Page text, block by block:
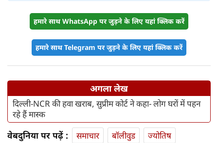
हमारे साथ WhatsApp पर जुड़ने के लिए यहां क्लिक करें
हमारे साथ Telegram पर जुड़ने के लिए यहां क्लिक करें
अगला लेख
दिल्ली-NCR की हवा खराब, सुप्रीम कोर्ट ने कहा- लोग घरों में पहन
रहे हैं मास्क
वेबदुनिया पर पढ़ें : समाचार बॉलीवुड
ज्योतिष